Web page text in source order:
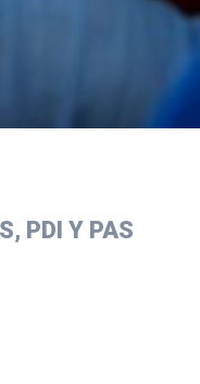
PDI Y PAS